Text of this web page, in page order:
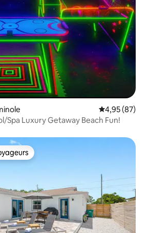
Évaluation
4,95 (87)
Spa Luxury Getaway Beach Fun!
les plus appréciés